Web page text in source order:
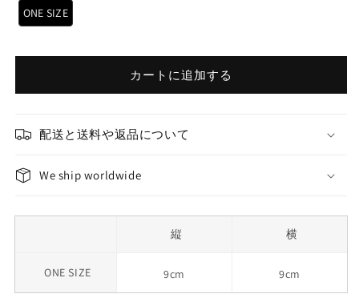
ONE SIZE
カートに追加する
配送と送料や返品について
We ship worldwide
縦 横
ONE SIZE 9cm 9cm